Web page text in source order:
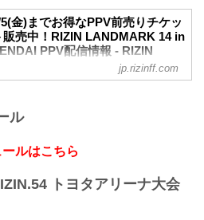
評につき完売間近となっていたRIZIN
14 in SENDAIのチケット追
販売が決定したぞ！
販売は、明日5月23日（土）10時より
付スタート！完売でチケットを手に入
ことが出来なかった方は是非、こ
MMAルール：5分 3R（57.0kg）
久保博正 vs. 神龍誠
7試合／元谷友貴 vs. トニー・ララミー
MMAルール：5分 3R（57.0kg）
友貴 vs. トニー・ララミー
リョウ vs. 貴賢神
芳賀ビラル海
金)までお得なPPV前売りチケッ
販売中！RIZIN LANDMARK 14 in
PPV配信情報 - RIZIN
FEDERATION オフィシ
ルサイト
信チケットが、5月15日（金）12時より
、U-NEXTにて販売がスタートし
ぞ！（※スカパー！は5/23(土)販売開
なPPV前売りチケットは、大会前日
jp.rizinff.com
ル
ルはこちら
トヨタアリーナ大会